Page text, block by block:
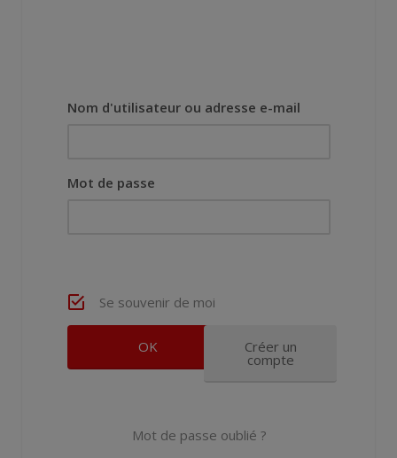
Nom d'utilisateur ou adresse e-mail
Mot de passe
Se souvenir de moi
Créer un
compte
Mot de passe oublié ?